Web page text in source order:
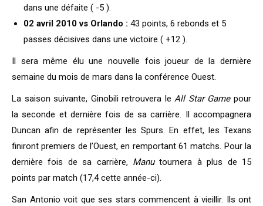
dans une défaite ( -5 ).
02 avril 2010 vs Orlando : 43 points, 6 rebonds et 5
passes décisives dans une victoire ( +12 ).
Il sera même élu une nouvelle fois joueur de la dernière
semaine du mois de mars dans la conférence Ouest.
La saison suivante, Ginobili retrouvera leAll Star Gamepour
la seconde et dernière fois de sa carrière. Il accompagnera
Duncan afin de représenter les Spurs. En effet, les Texans
finiront premiers de l’Ouest, en remportant 61 matchs. Pour la
dernière fois de sa carrière, Manutournera à plus de 15
points par match (17,4 cette année-ci).
San Antonio voit que ses stars commencent à vieillir. Ils ont